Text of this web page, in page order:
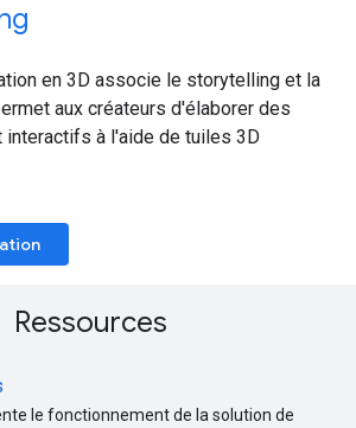
en 3D associe le storytelling et la
aux créateurs d'élaborer des
à l'aide de tuiles 3D
Ressources
le fonctionnement de la solution de